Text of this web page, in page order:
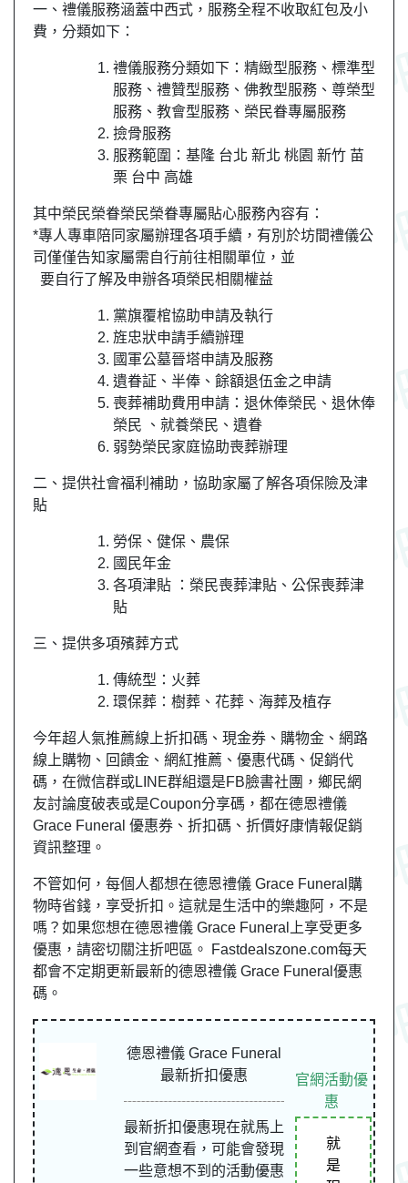
一、禮儀服務涵蓋中西式，服務全程不收取紅包及小
費，分類如下：
禮儀服務分類如下：精緻型服務、標準型
服務、禮贊型服務、佛教型服務、尊榮型
服務、教會型服務、榮民眷專屬服務
撿骨服務
服務範圍：基隆 台北 新北 桃園 新竹 苗
栗 台中 高雄
其中榮民榮眷榮民榮眷專屬貼心服務內容有：
*專人專車陪同家屬辦理各項手續，有別於坊間禮儀公
司僅僅告知家屬需自行前往相關單位，並
要自行了解及申辦各項榮民相關權益
黨旗覆棺協助申請及執行
旌忠狀申請手續辦理
國軍公墓晉塔申請及服務
遺眷証、半俸、餘額退伍金之申請
喪葬補助費用申請：退休俸榮民、退休俸
榮民 、就養榮民、遺眷
弱勢榮民家庭協助喪葬辦理
二、提供社會福利補助，協助家屬了解各項保險及津
貼
勞保、健保、農保
國民年金
各項津貼 ：榮民喪葬津貼、公保喪葬津
貼
三、提供多項殯葬方式
傳統型：火葬
環保葬：樹葬、花葬、海葬及植存
今年超人氣推薦線上折扣碼、現金券、購物金、網路
線上購物、回饋金、網紅推薦、優惠代碼、促銷代
碼，在微信群或LINE群組還是FB臉書社團， 鄉民網
友討論度破表或是Coupon分享碼，都在德恩禮儀
Grace Funeral 優惠券、折扣碼、折價好康情報促銷
資訊整理。
不管如何，每個人都想在德恩禮儀 Grace Funeral購
物時省錢，享受折扣。這就是生活中的樂趣阿，不是
嗎？如果您想在德恩禮儀 Grace Funeral上享受更多
優惠，請密切關注折吧區。 Fastdealszone.com每天
都會不定期更新最新的德恩禮儀 Grace Funeral優惠
碼。
德恩禮儀 Grace Funeral
最新折扣優惠
最新折扣優惠現在就馬上
到官網查看，可能會發現
一些意想不到的活動優惠
官網活動優
惠
就
是